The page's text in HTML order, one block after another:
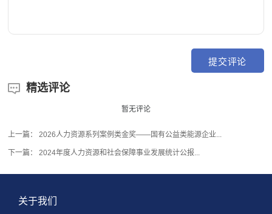
 精选评论
暂无评论
上一篇：2026人力资源系列案例类金奖——国有公益类能源企业...
下一篇：2024年度人力资源和社会保障事业发展统计公报...
关于我们